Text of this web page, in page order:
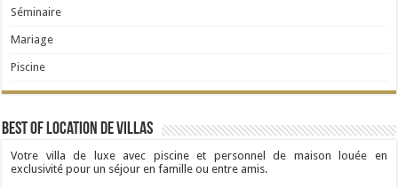
Séminaire
Mariage
Piscine
Best Of Location de Villas
Votre villa de luxe avec piscine et personnel de maison louée en
exclusivité pour un séjour en famille ou entre amis.